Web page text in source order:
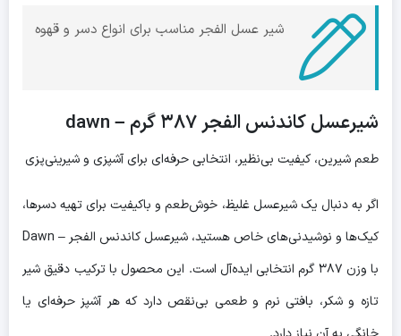
شیر عسل الفجر مناسب برای انواع دسر و قهوه
شیرعسل کاندنس الفجر ۳۸۷ گرم – dawn
طعم شیرین، کیفیت بی‌نظیر، انتخابی حرفه‌ای برای آشپزی و شیرینی‌پزی
اگر به دنبال یک شیرعسل غلیظ، خوش‌طعم و باکیفیت برای تهیه دسرها،
کیک‌ها و نوشیدنی‌های خاص هستید، شیرعسل کاندنس الفجر – Dawn
با وزن ۳۸۷ گرم انتخابی ایده‌آل است. این محصول با ترکیب دقیق شیر
تازه و شکر، بافتی نرم و طعمی بی‌نقص دارد که هر آشپز حرفه‌ای یا